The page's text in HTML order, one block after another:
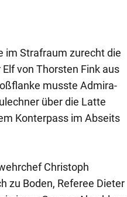
im Strafraum zurecht die
von Thorsten Fink aus
musste Admira-
über die Latte
Konterpass im Abseits
Christoph
zu Boden, Referee Dieter